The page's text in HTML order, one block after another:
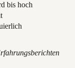
bis hoch